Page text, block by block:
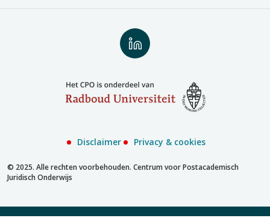
Volg
ons
LinkedIn
© 2025. Alle rechten voorbehouden. Centrum voor Postacademisch
Juridisch Onderwijs
Disclaimer Privacy & cookies
Inschrijven met account